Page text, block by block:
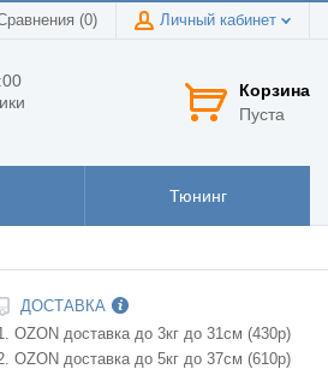
(0) Личный кабинет
Корзина
Пуста
Тюнинг
ДОСТАВКА
OZON доставка до 3кг до 31см (430р)
OZON доставка до 5кг до 37см (610р)